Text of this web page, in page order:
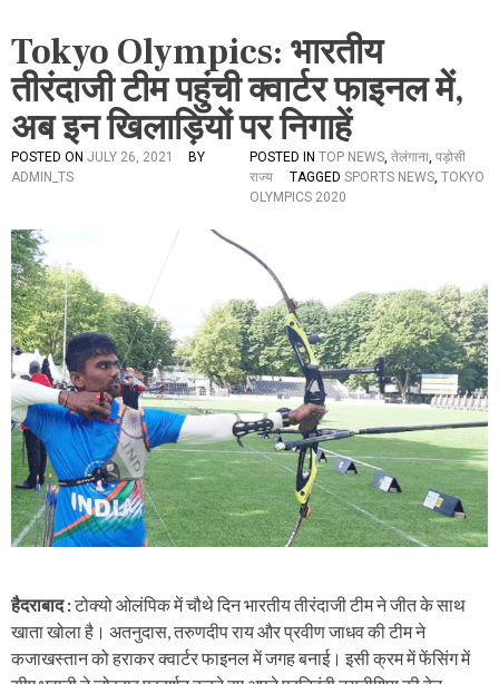
Tokyo Olympics: भारतीय
तीरंदाजी टीम पहुंची क्वार्टर फाइनल में,
अब इन खिलाड़ियों पर निगाहें
POSTED ON JULY 26, 2021
BY
ADMIN_TS
POSTED IN TOP NEWS, तेलंगाना, पड़ोसी
राज्य
TAGGED SPORTS NEWS, TOKYO
OLYMPICS 2020
हैदराबाद :टोक्यो ओलंपिक में चौथे दिन भारतीय तीरंदाजी टीम ने जीत के साथ
खाता खोला है। अतनुदास, तरुणदीप राय और प्रवीण जाधव की टीम ने
कजाखस्तान को हराकर क्वार्टर फाइनल में जगह बनाई। इसी क्रम में फेंसिंग में